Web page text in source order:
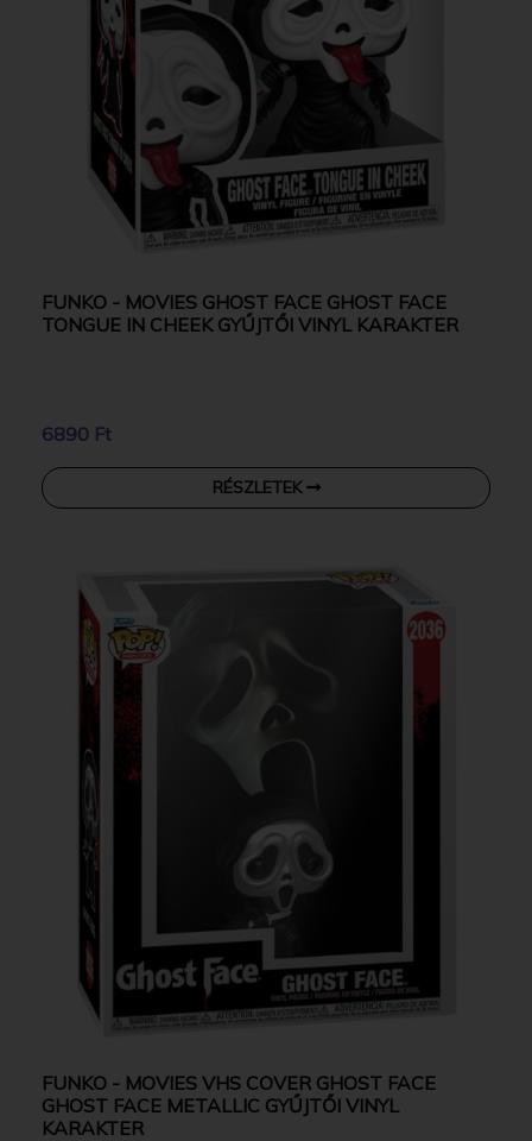
FUNKO - MOVIES GHOST FACE GHOST FACE
TONGUE IN CHEEK GYŰJTŐI VINYL KARAKTER
6890 Ft
RÉSZLETEK
FUNKO - MOVIES VHS COVER GHOST FACE
GHOST FACE METALLIC GYŰJTŐI VINYL
KARAKTER